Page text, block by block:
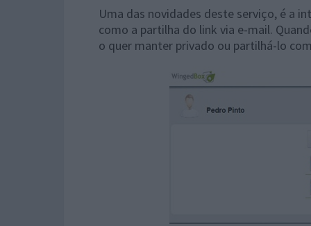
Uma das novidades deste serviço, é a
como a partilha do link via e-mail.
o quer manter privado ou partilhá-lo